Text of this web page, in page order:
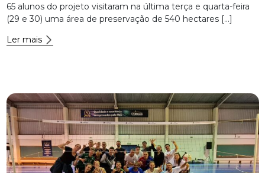
65 alunos do projeto visitaram na última terça e quarta-feira
(29 e 30) uma área de preservação de 540 hectares […]
Ler mais